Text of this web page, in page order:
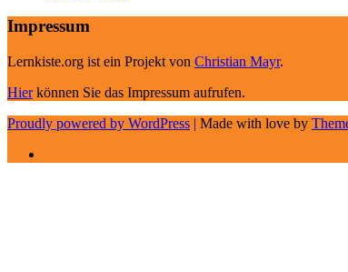
Impressum
Lernkiste.org ist ein Projekt von Christian Mayr.
Hierkönnen Sie das Impressum aufrufen.
Proudly powered by WordPress | Made with love by